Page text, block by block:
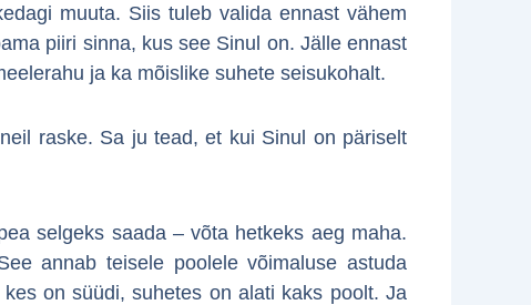
muuta. Siis tuleb valida ennast vähem
piiri sinna, kus see Sinul on. Jälle ennast
ja ka mõislike suhete seisukohalt.
raske. Sa ju tead, et kui Sinul on päriselt
selgeks saada – võta hetkeks aeg maha.
annab teisele poolele võimaluse astuda
on süüdi, suhetes on alati kaks poolt. Ja